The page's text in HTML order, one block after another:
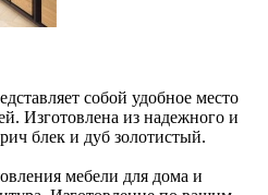
собой удобное место
Изготовлена из надежного и
блек и дуб золотистый.
мебели для дома и